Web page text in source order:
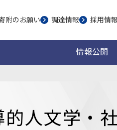
情報公開
附のお願い 調達情報 採用情報
人文学・